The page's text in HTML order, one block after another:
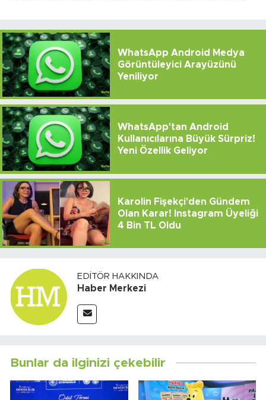
WhatsApp Android Medya
Görüntüleyici Arayüzünü
Yeniliyor
WhatsApp'tan Android
Kullanıcılarına Büyük Sürpriz!
Yeni Özellik Geliyor
Karolin Fişekçi'den Gündem
Olan Karar! Instagram Üyeliği
4 Bin TL Oldu
EDITÖR HAKKINDA
Haber Merkezi
Bunlar da ilginizi çekebilir